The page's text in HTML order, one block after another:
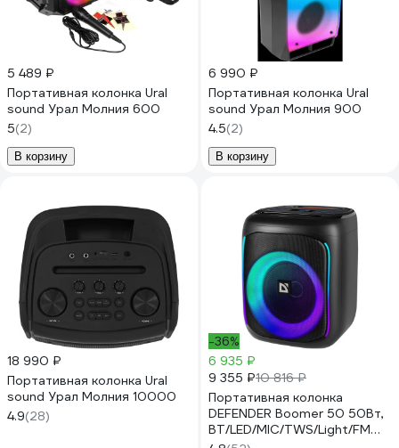
5 489 ₽
Портативная колонка Ural
sound Урал Молния 600
5(2)
В корзину
6 990 ₽
Портативная колонка Ural
sound Урал Молния 900
4.5(2)
В корзину
18 990 ₽
Портативная колонка Ural
sound Урал Молния 10000
4.9(28)
-36%
6 935 ₽
9 355 ₽10 816 ₽
Портативная колонка
DEFENDER Boomer 50 50Вт,
BT/LED/MIC/TWS/Light/FM